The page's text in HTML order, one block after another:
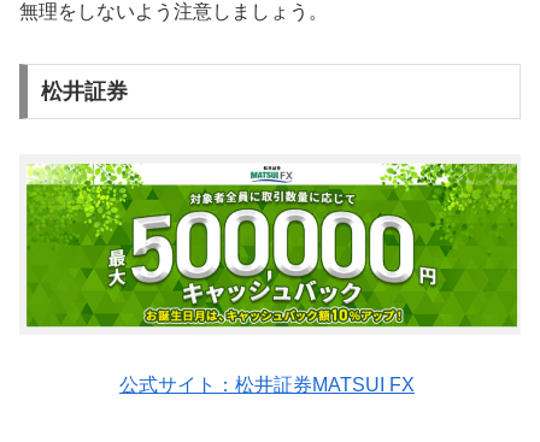
無理をしないよう注意しましょう。
松井証券
公式サイト：松井証券MATSUI FX